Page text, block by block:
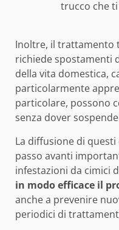
trucco che
Inoltre, il trattamento
richiede spostamenti
della vita domestica,
particolarmente
particolare, possono
senza dover
La diffusione di
passo avanti
infestazioni da cimici
in modo efficace il
anche a prevenire
periodici di